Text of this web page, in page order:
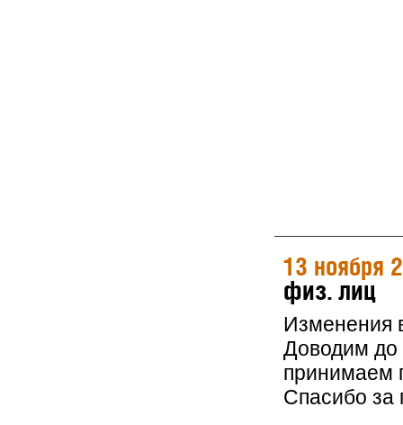
13 ноября
физ. лиц
Изменения
Доводим до
принимаем
Спасибо за